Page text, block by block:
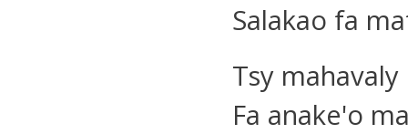
Salakao fa
Tsy
Fa anake'o